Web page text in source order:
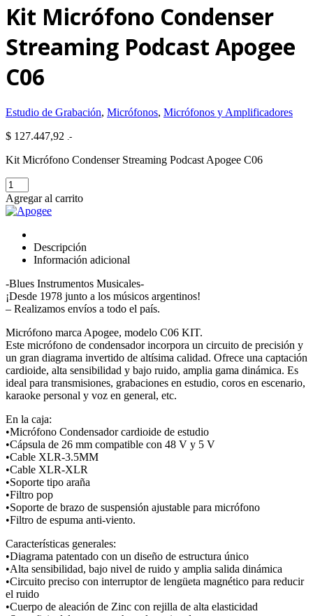
Kit Micrófono Condenser
Streaming Podcast Apogee
C06
Estudio de Grabación, Micrófonos, Micrófonos y Amplificadores
$ 127.447,92 .-
Kit Micrófono Condenser Streaming Podcast Apogee C06
Kit
Micrófono
Condenser
Streaming
Podcast
Apogee
C06
Agregar al carrito
Descripción
Información adicional
-Blues Instrumentos Musicales-
¡Desde 1978 junto a los músicos argentinos!
– Realizamos envíos a todo el país.
Micrófono marca Apogee, modelo C06 KIT.
Este micrófono de condensador incorpora un circuito de precisión y
un gran diagrama invertido de altísima calidad. Ofrece una captación
cardioide, alta sensibilidad y bajo ruido, amplia gama dinámica. Es
ideal para transmisiones, grabaciones en estudio, coros en escenario,
karaoke personal y voz en general, etc.
En la caja:
•Micrófono Condensador cardioide de estudio
•Cápsula de 26 mm compatible con 48 V y 5 V
•Cable XLR-3.5MM
•Cable XLR-XLR
•Soporte tipo araña
•Filtro pop
•Soporte de brazo de suspensión ajustable para micrófono
•Filtro de espuma anti-viento.
Características generales:
•Diagrama patentado con un diseño de estructura único
•Alta sensibilidad, bajo nivel de ruido y amplia salida dinámica
•Circuito preciso con interruptor de lengüeta magnético para reducir
el ruido
•Cuerpo de aleación de Zinc con rejilla de alta elasticidad